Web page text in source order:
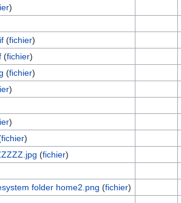
)
(fichier)
(fichier)
(fichier)
)
)
fichier)
(fichier)
folder home2.png (fichier)